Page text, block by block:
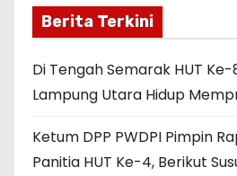
Berita Terkini
Di Tengah Semarak HUT Ke-
Lampung Utara Hidup
Ketum DPP PWDPI Pimpin
Panitia HUT Ke-4, Berikut